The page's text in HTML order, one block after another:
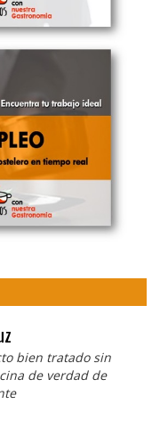
bien tratado sin
de verdad de